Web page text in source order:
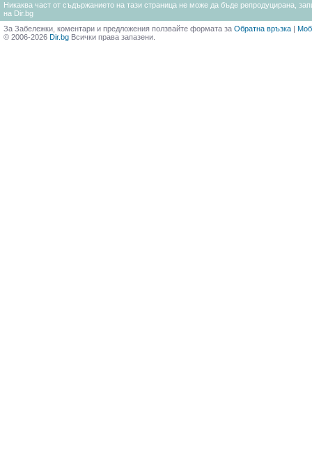
Никаква част от съдържанието на тази страница не може да бъде репродуцирана,
на Dir.bg
За Забележки, коментари и предложения ползвайте формата за Обратна връзка |
© 2006-2026 Dir.bg Всички права запазени.